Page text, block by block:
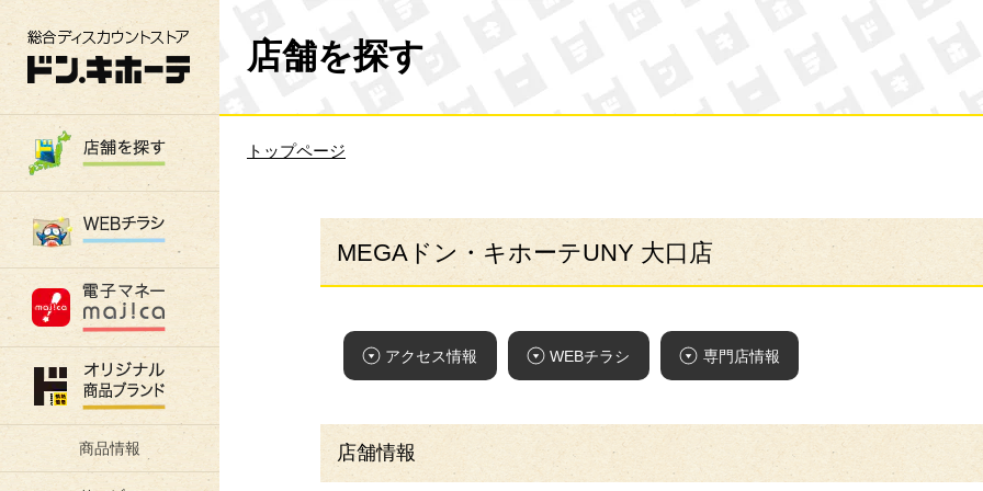
総合ディスカウントストア 驚安の殿堂 ドン・キホーテ
商品情報
店舗を探す
トップページ
MEGAドン・キホーテUNY 大口店
アクセス情報 WEBチラシ 専門店情報
店舗情報